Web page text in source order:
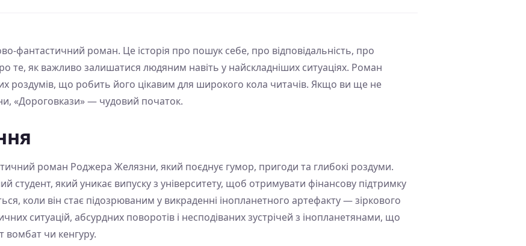
фантастичний роман. Це історія про пошук себе, про відповідальність, про
те, як важливо залишатися людяним навіть у найскладніших ситуаціях. Роман
роздумів, що робить його цікавим для широкого кола читачів. Якщо ви ще не
«Дороговкази» — чудовий початок.
роман Роджера Желязни, який поєднує гумор, пригоди та глибокі роздуми.
студент, який уникає випуску з університету, щоб отримувати фінансову підтримку
коли він стає підозрюваним у викраденні інопланетного артефакту — зіркового
ситуацій, абсурдних поворотів і несподіваних зустрічей з інопланетянами, що
вомбат чи кенгуру.